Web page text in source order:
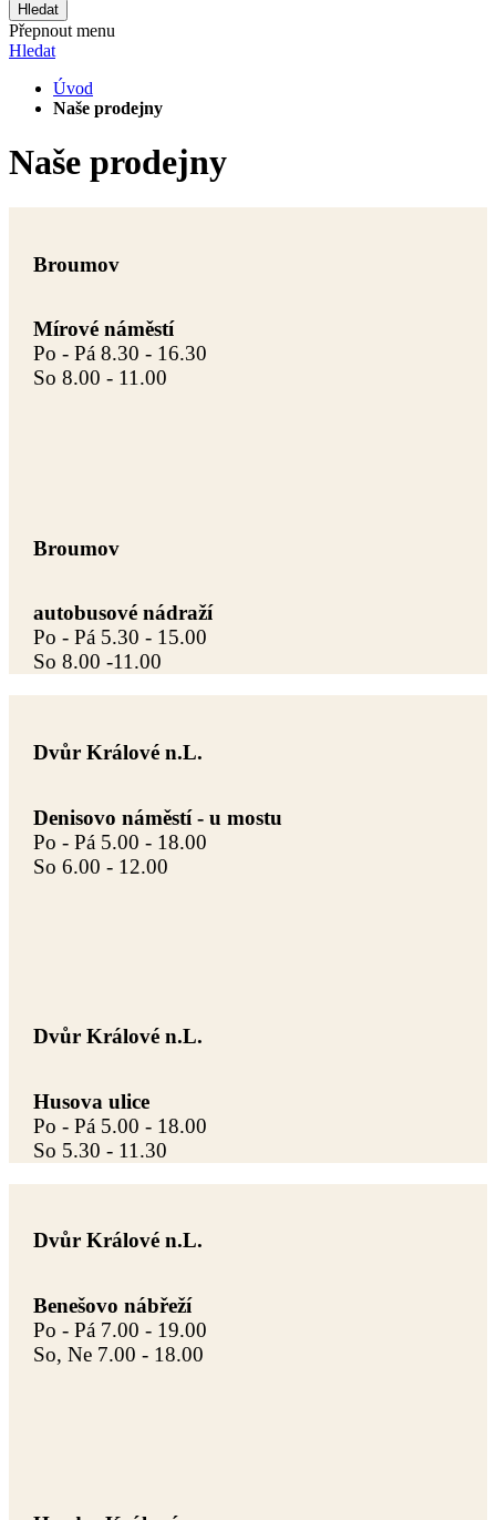
Hledat
Přepnout menu
Hledat
Úvod
Naše prodejny
Naše prodejny
Broumov
Mírové náměstí
Po - Pá 8.30 - 16.30
So 8.00 - 11.00
Broumov
autobusové nádraží
Po - Pá 5.30 - 15.00
So 8.00 -11.00
Dvůr Králové n.L.
Denisovo náměstí - u mostu
Po - Pá 5.00 - 18.00
So 6.00 - 12.00
Dvůr Králové n.L.
Husova ulice
Po - Pá 5.00 - 18.00
So 5.30 - 11.30
Dvůr Králové n.L.
Benešovo nábřeží
Po - Pá 7.00 - 19.00
So, Ne 7.00 - 18.00